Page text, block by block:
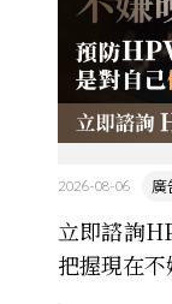
立即諮詢
把握現在不
廣
2026-08-06